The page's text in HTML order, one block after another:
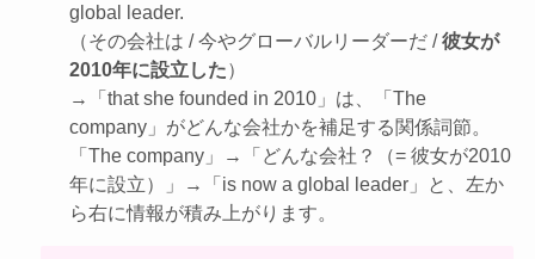
global leader.
（その会社は / 今やグローバルリーダーだ /彼女が
2010年に設立した）
→「that she founded in 2010」は、「The
company」がどんな会社かを補足する関係詞節。
「The company」→「どんな会社？（= 彼女が2010
年に設立）」→「is now a global leader」と、左か
ら右に情報が積み上がります。